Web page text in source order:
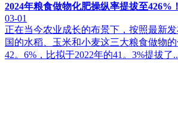
2024年粮食做物化肥操纵率提拔至426%
03-01
正在当今农业成长的布景下，按照最新
国的水稻、玉米和小麦这三大粮食做物
42。6%，比拟于2022年的41。3%提拔了